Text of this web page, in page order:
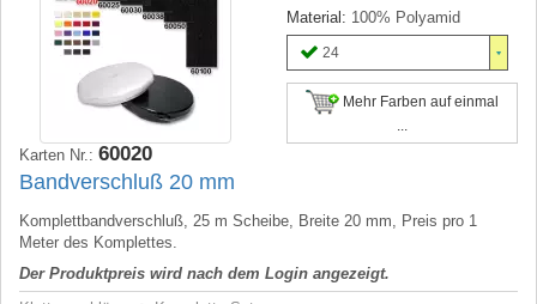
Material: 100% Polyamid
24
Mehr Farben auf einmal
Karten Nr.: 60020
Bandverschluß 20 mm
Komplettbandverschluß, 25 m Scheibe, Breite 20 mm, Preis pro 1
Meter des Komplettes.
Der Produktpreis wird nach dem Login angezeigt.